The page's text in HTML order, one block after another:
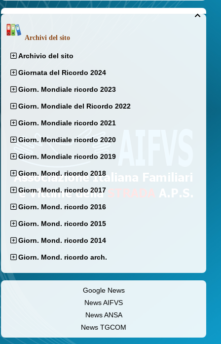

Archivi del sito
Archivio del sito
Giornata del Ricordo 2024
Giorn. Mondiale ricordo 2023
Giorn. Mondiale del Ricordo 2022
Giorn. Mondiale ricordo 2021
Giorn. Mondiale ricordo 2020
Giorn. Mondiale ricordo 2019
Giorn. Mond. ricordo 2018
Giorn. Mond. ricordo 2017
Giorn. Mond. ricordo 2016
Giorn. Mond. ricordo 2015
Giorn. Mond. ricordo 2014
Giorn. Mond. ricordo arch.
Google News
News AIFVS
News ANSA
News TGCOM